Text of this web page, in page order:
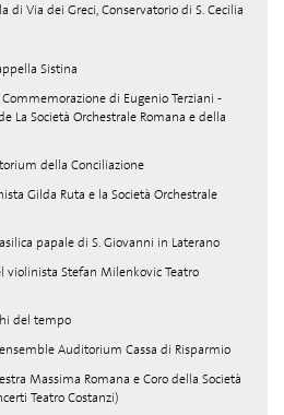
di Via dei Greci, Conservatorio di S. Cecilia
Sistina
di Eugenio Terziani -
La Società Orchestrale Romana e della
della Conciliazione
Gilda Ruta e la Società Orchestrale
papale di S. Giovanni in Laterano
Stefan Milenkovic Teatro
del tempo
Auditorium Cassa di Risparmio
Massima Romana e Coro della Società
Teatro Costanzi)